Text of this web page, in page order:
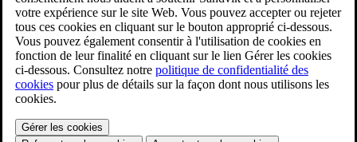
votre expérience sur le site Web. Vous pouvez accepter ou rejeter
tous ces cookies en cliquant sur le bouton approprié ci-dessous.
Vous pouvez également consentir à l'utilisation de cookies en
fonction de leur finalité en cliquant sur le lien Gérer les cookies
ci-dessous. Consultez notre politique de confidentialité des
cookies pour plus de détails sur la façon dont nous utilisons les
cookies.
Gérer les cookies